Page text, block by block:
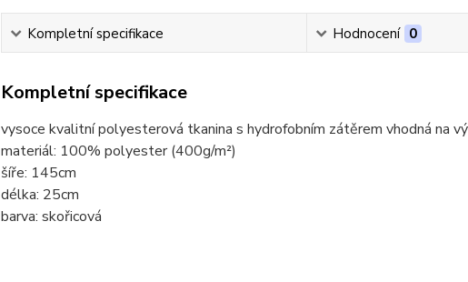
Kompletní specifikace Hodnocení 0
Kompletní specifikace
vysoce kvalitní polyesterová tkanina s hydrofobním zátěrem vhodná na
materiál: 100% polyester (400g/m²)
šíře: 145cm
délka: 25cm
barva: skořicová